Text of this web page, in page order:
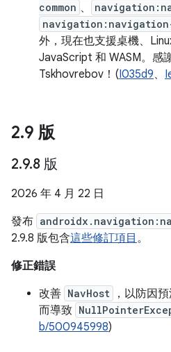
common 、
外，現在也支援桌機、
JavaScript 和 WASM。感
Tskhovrebov！(I035d9、
2.9 版
2.9.8 版
2026 年 4 月 22 日
發布
2.9.8 版包含這些修訂項目 。
修正錯誤
改善 NavHost
，以防因
而導致
b/500945998)